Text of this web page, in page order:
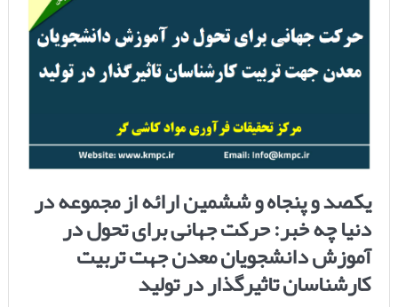
یکصد و پنجاه و ششمین ارائه از مجموعه در
دنیا چه خبر: حرکت جهانی برای تحول در
آموزش دانشجویان معدن جهت تربیت
کارشناسان تاثیرگذار در تولید